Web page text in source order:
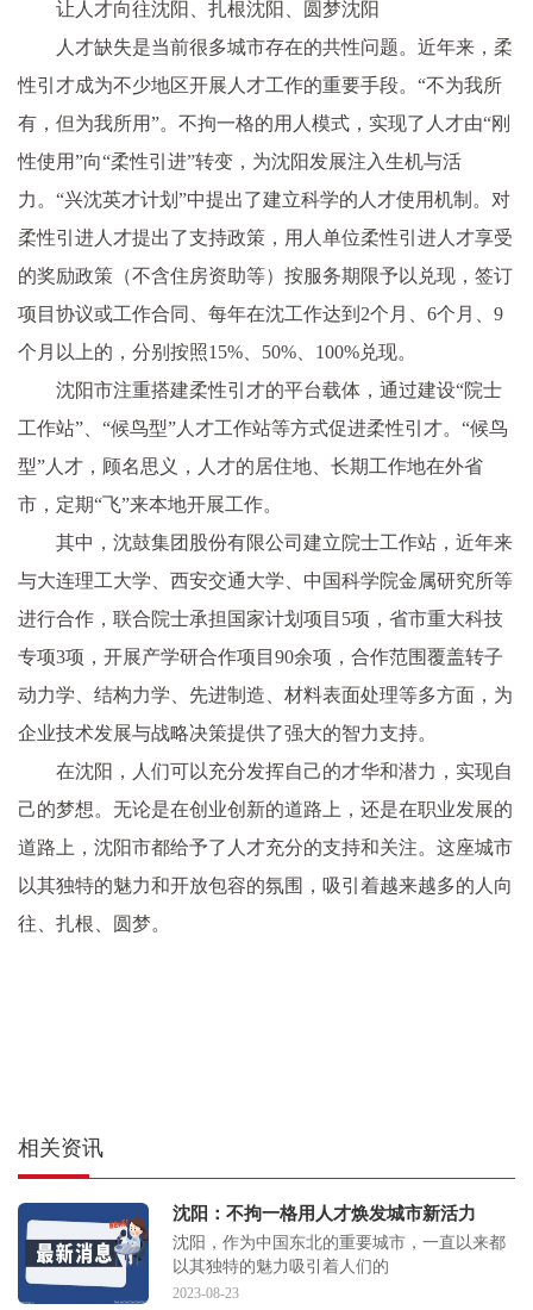
让人才向往沈阳、扎根沈阳、圆梦沈阳
人才缺失是当前很多城市存在的共性问题。近年来，柔
性引才成为不少地区开展人才工作的重要手段。“不为我所
有，但为我所用”。不拘一格的用人模式，实现了人才由“刚
性使用”向“柔性引进”转变，为沈阳发展注入生机与活
力。“兴沈英才计划”中提出了建立科学的人才使用机制。对
柔性引进人才提出了支持政策，用人单位柔性引进人才享受
的奖励政策（不含住房资助等）按服务期限予以兑现，签订
项目协议或工作合同、每年在沈工作达到2个月、6个月、9
个月以上的，分别按照15%、50%、100%兑现。
沈阳市注重搭建柔性引才的平台载体，通过建设“院士
工作站”、“候鸟型”人才工作站等方式促进柔性引才。“候鸟
型”人才，顾名思义，人才的居住地、长期工作地在外省
市，定期“飞”来本地开展工作。
其中，沈鼓集团股份有限公司建立院士工作站，近年来
与大连理工大学、西安交通大学、中国科学院金属研究所等
进行合作，联合院士承担国家计划项目5项，省市重大科技
专项3项，开展产学研合作项目90余项，合作范围覆盖转子
动力学、结构力学、先进制造、材料表面处理等多方面，为
企业技术发展与战略决策提供了强大的智力支持。
在沈阳，人们可以充分发挥自己的才华和潜力，实现自
己的梦想。无论是在创业创新的道路上，还是在职业发展的
道路上，沈阳市都给予了人才充分的支持和关注。这座城市
以其独特的魅力和开放包容的氛围，吸引着越来越多的人向
往、扎根、圆梦。
相关资讯
沈阳：不拘一格用人才焕发城市新活力
沈阳，作为中国东北的重要城市，一直以来都
以其独特的魅力吸引着人们的
2023-08-23